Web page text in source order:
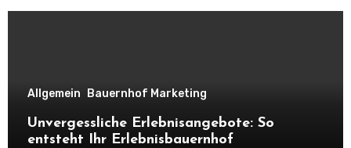
Allgemein Bauernhof Marketing
Unvergessliche Erlebnisangebote: So
entsteht Ihr Erlebnisbauernhof